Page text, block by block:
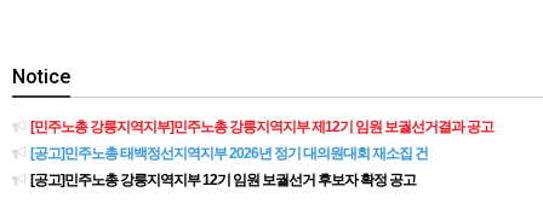
Notice
[민주노총 강릉지역지부]민주노총 강릉지역지부 제12기 임원 보궐선거결과 공고
[공고]민주노총 태백정선지역지부 2026년 정기 대의원대회 재소집 건
[공고]민주노총 강릉지역지부 12기 임원 보궐선거 후보자 확정 공고